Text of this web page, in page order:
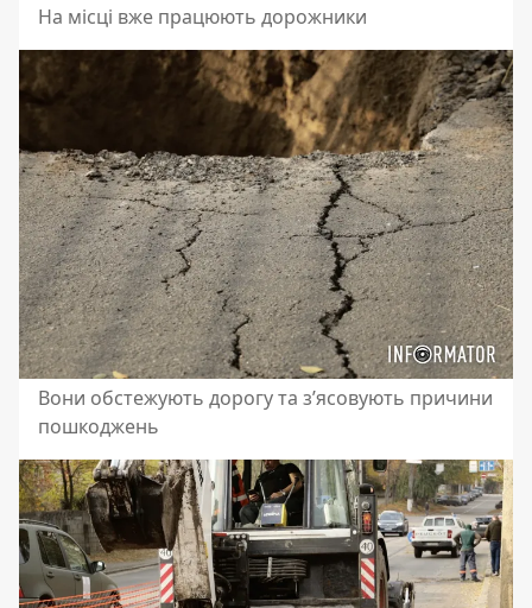
На місці вже працюють дорожники
Вони обстежують дорогу та з’ясовують причини
пошкоджень